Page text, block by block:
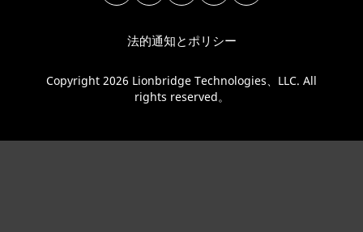
法的通知とポリシー
Copyright 2026 Lionbridge Technologies、LLC. All
rights reserved。